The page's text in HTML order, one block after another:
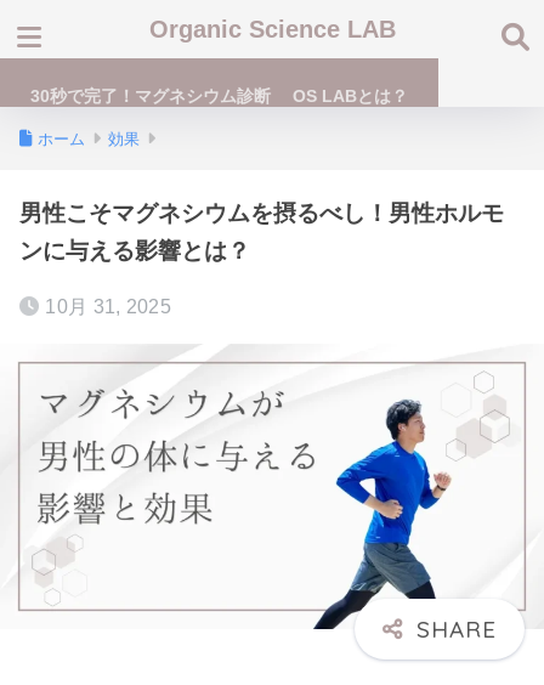
Organic Science LAB
30秒で完了！マグネシウム診断 OS LABとは？
ホーム 効果
男性こそマグネシウムを摂るべし！男性ホルモ
ンに与える影響とは？
10月 31, 2025